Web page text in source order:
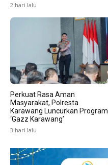
2 hari lalu
Perkuat Rasa Aman
Masyarakat, Polresta
Karawang Luncurkan Program
‘Gazz Karawang’
3 hari lalu